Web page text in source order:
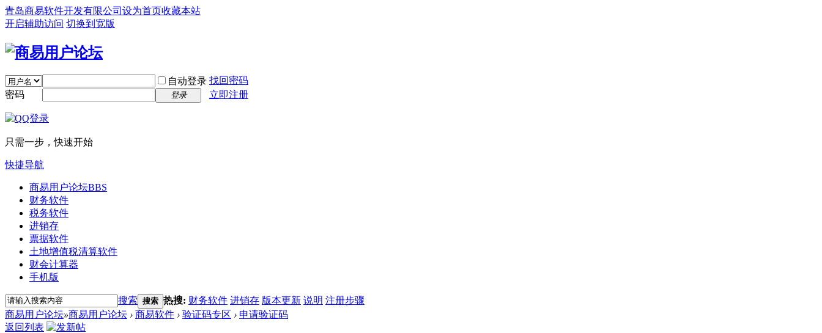
青岛商易软件开发有限公司 设为首页收藏本站
开启辅助访问 切换到宽版
自动登录 找回密码
密码
登录 立即注册
只需一步，快速开始
快捷导航
商易用户论坛BBS
财务软件
税务软件
进销存
票据软件
土地增值税清算软件
财会计算器
手机版
搜索 搜索 热搜: 财务软件 进销存 版本更新 说明 注册步骤
商易用户论坛»商易用户论坛 › 商易软件 › 验证码专区 › 申请验证码
返回列表